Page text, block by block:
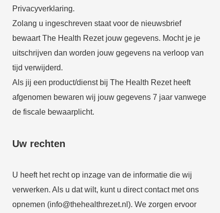
Privacyverklaring.
Zolang u ingeschreven staat voor de nieuwsbrief
bewaart The Health Rezet jouw gegevens. Mocht je je
uitschrijven dan worden jouw gegevens na verloop van
tijd verwijderd.
Als jij een product/dienst bij The Health Rezet heeft
afgenomen bewaren wij jouw gegevens 7 jaar vanwege
de fiscale bewaarplicht.
Uw rechten
U heeft het recht op inzage van de informatie die wij
verwerken. Als u dat wilt, kunt u direct contact met ons
opnemen (info@thehealthrezet.nl). We zorgen ervoor